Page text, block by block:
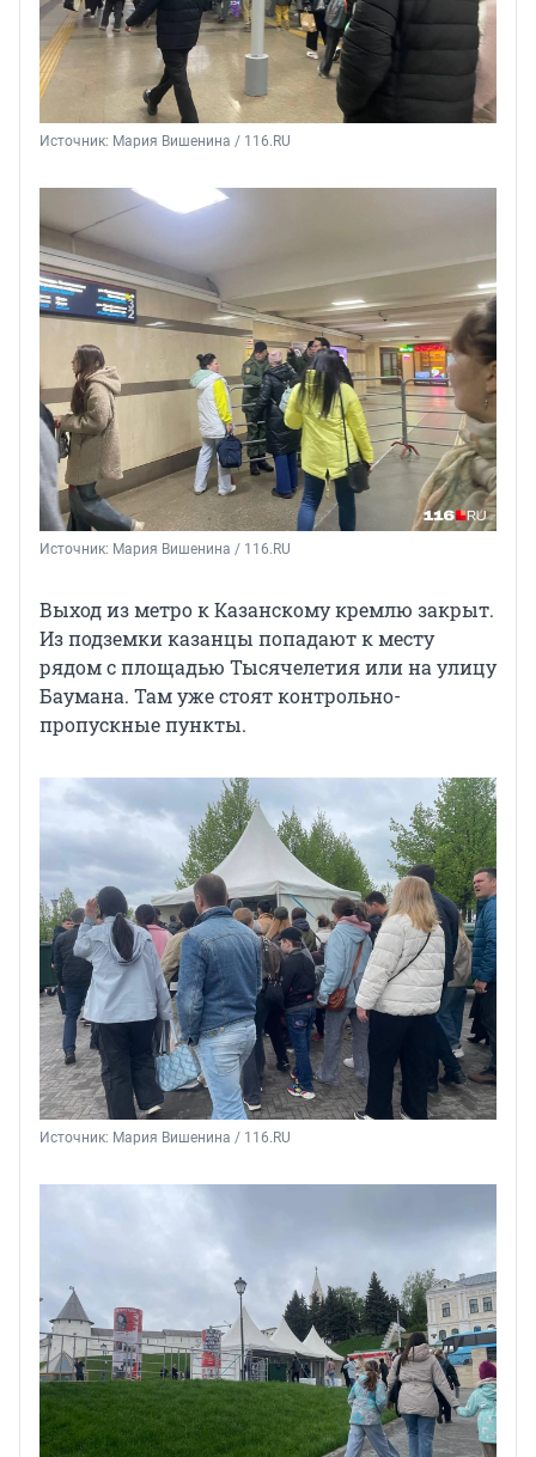
Источник: Мария Вишенина / 116.RU
Источник: Мария Вишенина / 116.RU
Выход из метро к Казанскому кремлю закрыт.
Из подземки казанцы попадают к месту
рядом с площадью Тысячелетия или на улицу
Баумана. Там уже стоят контрольно-
пропускные пункты.
Источник: Мария Вишенина / 116.RU